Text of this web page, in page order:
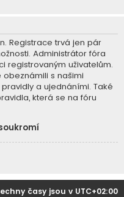
Registrace trvá jen pár
Administrátor fóra
registrovaným uživatelům.
obeznámili s našimi
a ujednáními. Také
která se na fóru
časy jsou v UTC+02:00